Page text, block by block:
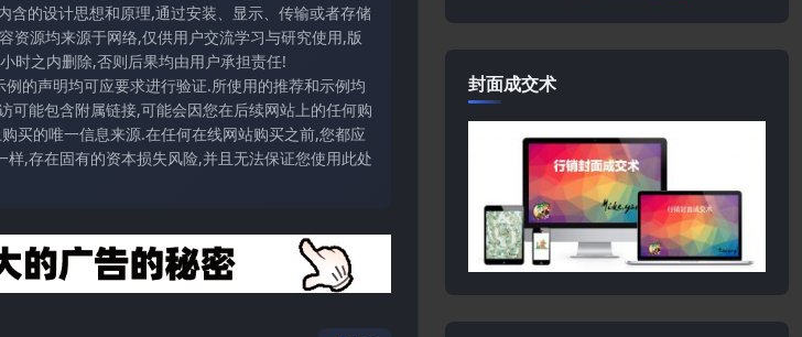
含的设计思想和原理,通过安装、显示、传输或者存储
资源均来源于网络,仅供用户交流学习与研究使用,版
时之内删除,否则后果均由用户承担责任!
的声明均可应要求进行验证.所使用的推荐和示例均
可能包含附属链接,可能会因您在后续网站上的任何购
买的唯一信息来源.在任何在线网站购买之前,您都应
,存在固有的资本损失风险,并且无法保证您使用此处
封面成交术